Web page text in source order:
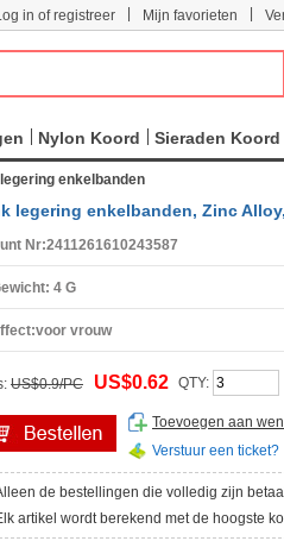
in of registreer Mijn favorieten
Nylon Koord Sieraden Koord
enkelbanden
legering enkelbanden, Zinc
Nr:2411261610243587
4 G
voor vrouw
US$0.9/PC US$0.62 QTY:
Toevoegen aan
Verstuur een ticket?
de bestellingen die volledig zijn
artikel wordt berekend met de hoogste